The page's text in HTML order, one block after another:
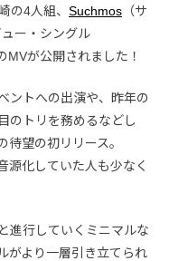
の4人組、 Suchmos （サ
ー・シングル
MVが公開されました！
ントへの出演や、昨年の
のトリを務めるなどし
望の初リリース。
源化していた人も少なく
進行していくミニマルな
がより一層引き立てられ